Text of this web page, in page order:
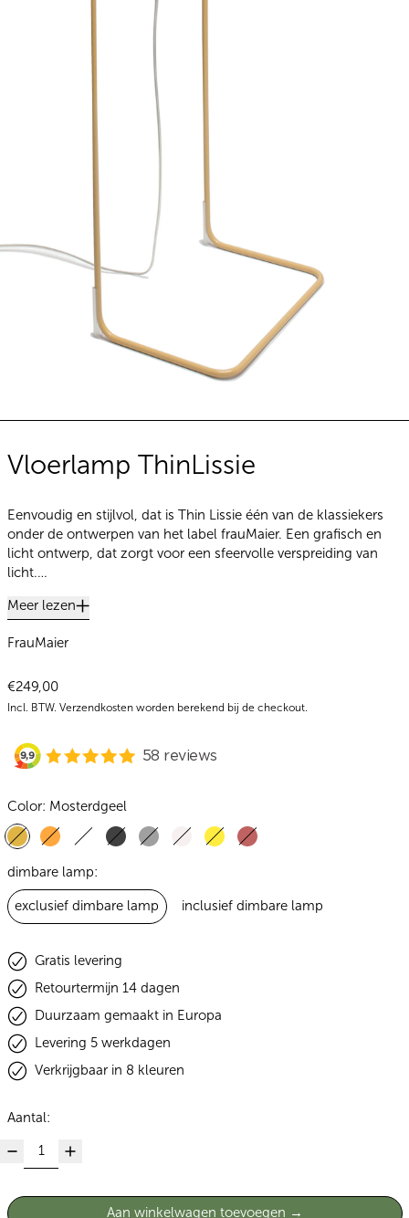
Vloerlamp ThinLissie
Eenvoudig en stijlvol, dat is Thin Lissie één van de klassiekers
onder de ontwerpen van het label frauMaier. Een grafisch en
licht ontwerp, dat zorgt voor een sfeervolle verspreiding van
licht.…
Meer lezen
FrauMaier
Normale prijs
€249,00
Incl. BTW. Verzendkostenworden berekend bij de checkout.
Color: Mosterdgeel
Mosterdgeel
dimbare lamp:
exclusief dimbare lamp inclusief dimbare lamp
Gratis levering
Retourtermijn 14 dagen
Duurzaam gemaakt in Europa
Levering 5 werkdagen
Verkrijgbaar in 8 kleuren
Aantal:
Aan winkelwagen toevoegen